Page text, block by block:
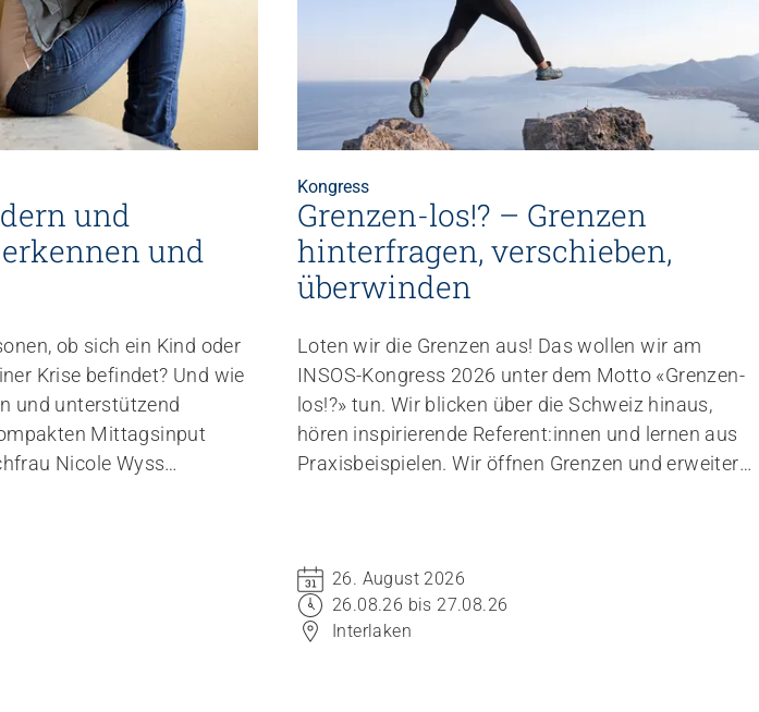
und
und
ob sich ein Kind oder
Krise befindet? Und wie
und unterstützend
Mittagsinput
Nicole Wyss
Kongress
Grenzen-los!? – Grenzen
hinterfragen, verschieben,
überwinden
Loten wir die Grenzen aus! Das wollen wir am
INSOS-Kongress 2026 unter dem Motto «Grenzen-
los!?» tun. Wir blicken über die Schweiz hinaus,
hören inspirierende Referent:innen und lernen aus
Praxisbeispielen. Wir öffnen Grenzen und erweitern
26. August 2026
26.08.26 bis 27.08.26
Interlaken